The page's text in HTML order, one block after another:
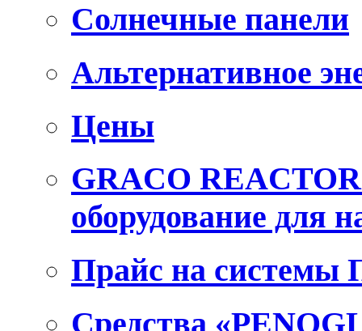
Солнечные панели
Альтернативное
Цены
GRACO
оборудование для
Прайс на
Средства